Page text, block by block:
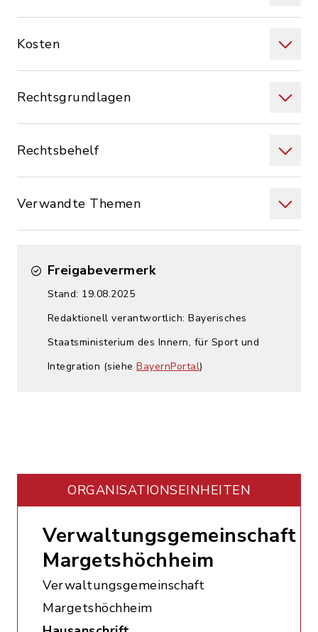
Kosten
Rechtsgrundlagen
Rechtsbehelf
Verwandte Themen
Freigabevermerk
Stand: 19.08.2025
Redaktionell verantwortlich: Bayerisches
Staatsministerium des Innern, für Sport und
Integration (siehe BayernPortal)
ORGANISATIONS­EINHEITEN
Verwaltungsgemeinschaft
Margetshöchheim
Verwaltungsgemeinschaft
Margetshöchheim